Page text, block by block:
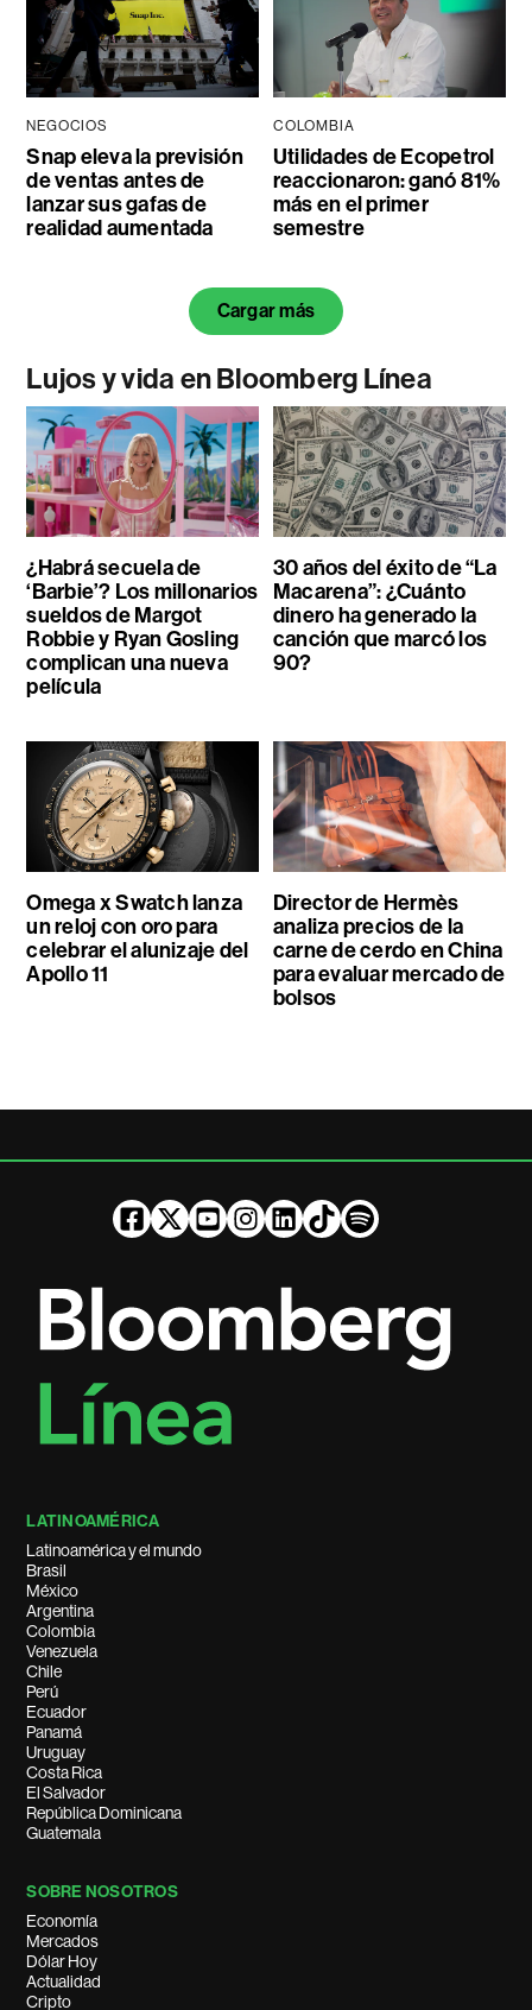
NEGOCIOS
Snap eleva la previsión
de ventas antes de
lanzar sus gafas de
realidad aumentada
COLOMBIA
Utilidades de Ecopetrol
reaccionaron: ganó 81%
más en el primer
semestre
Cargar más
Lujos y vida en Bloomberg Línea
¿Habrá secuela de
‘Barbie’? Los millonarios
sueldos de Margot
Robbie y Ryan Gosling
complican una nueva
película
30 años del éxito de “La
Macarena”: ¿Cuánto
dinero ha generado la
canción que marcó los
90?
Omega x Swatch lanza
un reloj con oro para
celebrar el alunizaje del
Apollo 11
Director de Hermès
analiza precios de la
carne de cerdo en China
para evaluar mercado de
bolsos
LATINOAMÉRICA
Latinoamérica y el mundo
Brasil
México
Argentina
Colombia
Venezuela
Chile
Perú
Ecuador
Panamá
Uruguay
Costa Rica
El Salvador
República Dominicana
Guatemala
SOBRE NOSOTROS
Economía
Mercados
Dólar Hoy
Actualidad
Cripto